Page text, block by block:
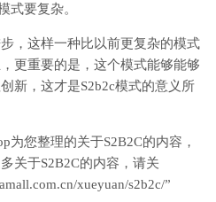
式要复杂。
这样一种比以前更复杂的模式
更重要的是，这个模式能够能够
新，这才是S2b2c模式的意义所
您整理的关于S2B2C的内容，
关于S2B2C的内容，请关
xueyuan/s2b2c/”